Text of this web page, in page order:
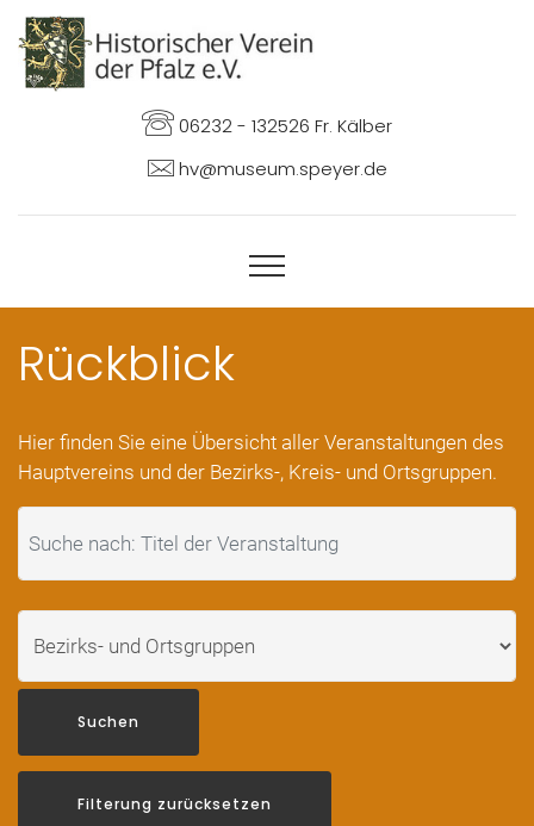
06232 - 132526 Fr. Kälber
hv@museum.speyer.de
Rückblick
Hier finden Sie eine Übersicht aller Veranstaltungen des
Hauptvereins und der Bezirks-, Kreis- und Ortsgruppen.
Suchen
Filterung zurücksetzen